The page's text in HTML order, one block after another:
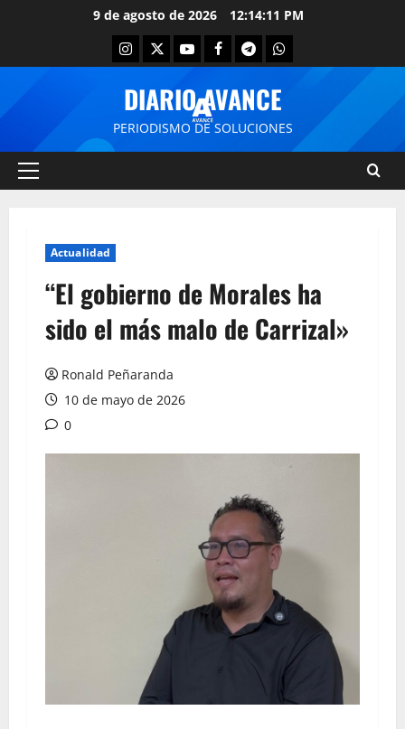
9 de agosto de 2026 12:14:12 PM
DIARIO AVANCE
PERIODISMO DE SOLUCIONES
Actualidad
“El gobierno de Morales ha
sido el más malo de Carrizal»
Ronald Peñaranda
10 de mayo de 2026
0